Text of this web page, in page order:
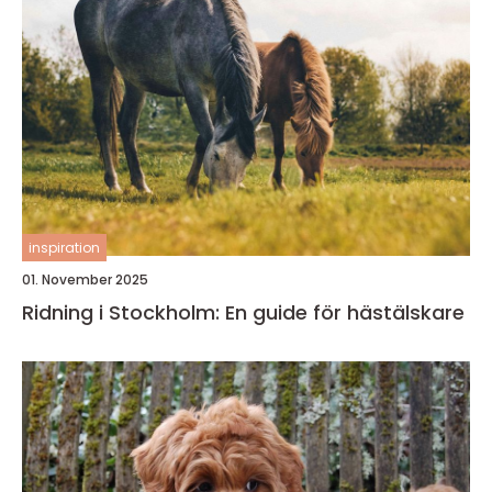
inspiration
01. November 2025
Ridning i Stockholm: En guide för hästälskare